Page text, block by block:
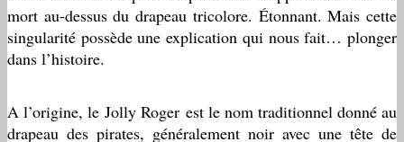
mort au-dessus du drapeau tricolore. Étonnant. Mais cette
singularité possède une explication qui nous fait… plonger
dans l’histoire.
A l’origine, le Jolly Roger est le nom traditionnel donné au
drapeau des pirates, généralement noir avec une tête de